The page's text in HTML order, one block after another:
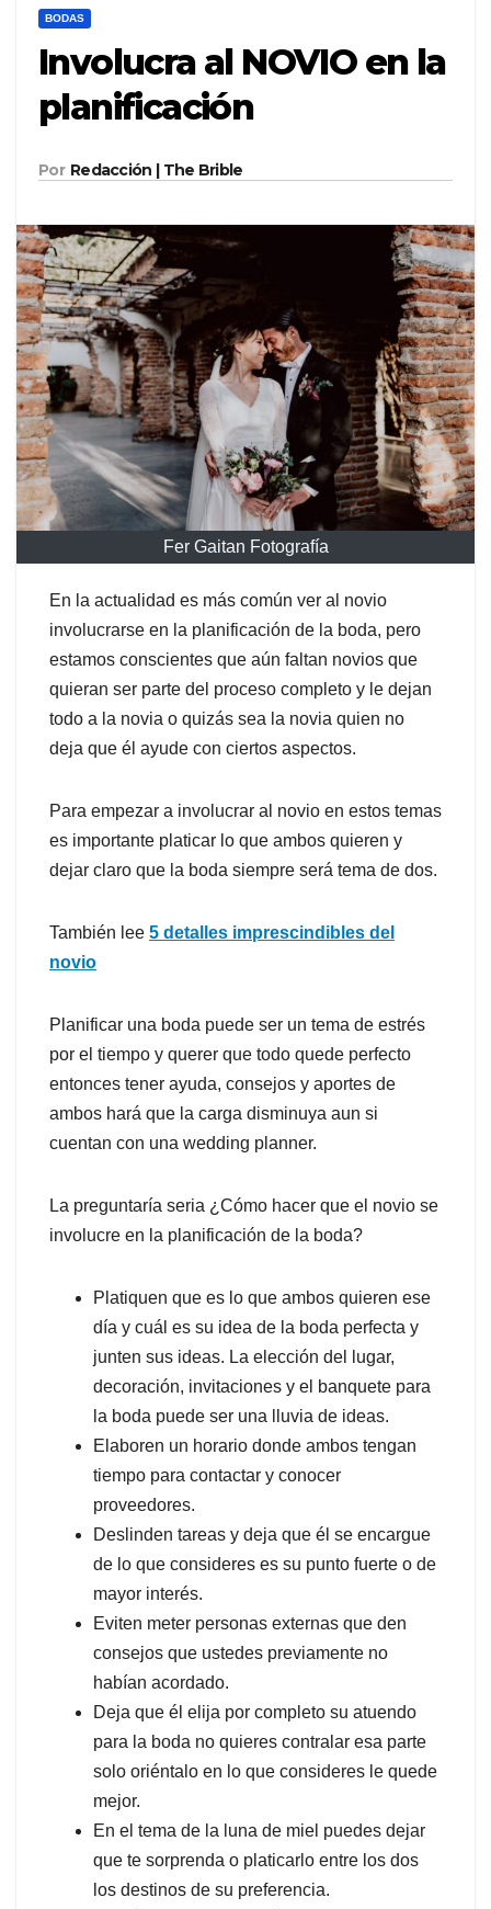
BODAS
Involucra al NOVIO en la
planificación
Por Redacción | The Brible
Fer Gaitan Fotografía
En la actualidad es más común ver al novio
involucrarse en la planificación de la boda, pero
estamos conscientes que aún faltan novios que
quieran ser parte del proceso completo y le dejan
todo a la novia o quizás sea la novia quien no
deja que él ayude con ciertos aspectos.
Para empezar a involucrar al novio en estos temas
es importante platicar lo que ambos quieren y
dejar claro que la boda siempre será tema de dos.
También lee 5 detalles imprescindibles del
novio
Planificar una boda puede ser un tema de estrés
por el tiempo y querer que todo quede perfecto
entonces tener ayuda, consejos y aportes de
ambos hará que la carga disminuya aun si
cuentan con una wedding planner.
La preguntaría seria ¿Cómo hacer que el novio se
involucre en la planificación de la boda?
Platiquen que es lo que ambos quieren ese
día y cuál es su idea de la boda perfecta y
junten sus ideas. La elección del lugar,
decoración, invitaciones y el banquete para
la boda puede ser una lluvia de ideas.
Elaboren un horario donde ambos tengan
tiempo para contactar y conocer
proveedores.
Deslinden tareas y deja que él se encargue
de lo que consideres es su punto fuerte o de
mayor interés.
Eviten meter personas externas que den
consejos que ustedes previamente no
habían acordado.
Deja que él elija por completo su atuendo
para la boda no quieres contralar esa parte
solo oriéntalo en lo que consideres le quede
mejor.
En el tema de la luna de miel puedes dejar
que te sorprenda o platicarlo entre los dos
los destinos de su preferencia.